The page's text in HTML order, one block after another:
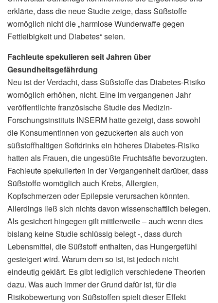
erklärte, dass die neue Studie zeige, dass Süßstoffe
womöglich nicht die „harmlose Wunderwaffe gegen
Fettleibigkeit und Diabetes“ seien.
Fachleute spekulieren seit Jahren über
Gesundheitsgefährdung
Neu ist der Verdacht, dass Süßstoffe das Diabetes-Risiko
womöglich erhöhen, nicht. Eine im vergangenen Jahr
veröffentlichte französische Studie des Medizin-
Forschungsinstituts INSERM hatte gezeigt, dass sowohl
die Konsumentinnen von gezuckerten als auch von
süßstoffhaltigen Softdrinks ein höheres Diabetes-Risiko
hatten als Frauen, die ungesüßte Fruchtsäfte bevorzugten.
Fachleute spekulierten in der Vergangenheit darüber, dass
Süßstoffe womöglich auch Krebs, Allergien,
Kopfschmerzen oder Epilepsie verursachen könnten.
Allerdings ließ sich nichts davon wissenschaftlich belegen.
Als gesichert hingegen gilt mittlerweile – auch wenn dies
bislang keine Studie schlüssig belegt -, dass durch
Lebensmittel, die Süßstoff enthalten, das Hungergefühl
gesteigert wird. Warum dem so ist, ist jedoch nicht
eindeutig geklärt. Es gibt lediglich verschiedene Theorien
dazu. Was auch immer der Grund dafür ist, für die
Risikobewertung von Süßstoffen spielt dieser Effekt